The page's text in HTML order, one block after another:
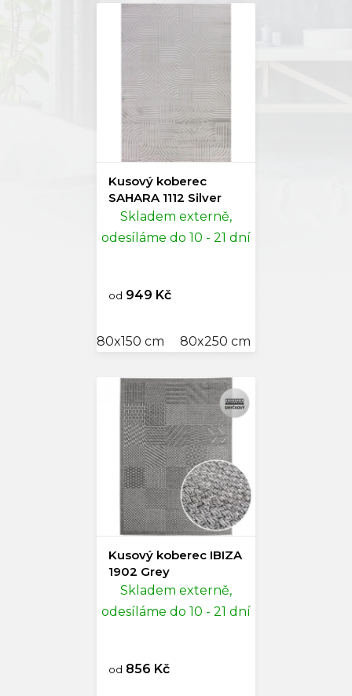
Kusový koberec
SAHARA 1112 Silver
Skladem externě,
odesíláme do 10 - 21 dní
od 949 Kč
80x150 cm 80x250 cm
Kusový koberec IBIZA
1902 Grey
Skladem externě,
odesíláme do 10 - 21 dní
od 856 Kč